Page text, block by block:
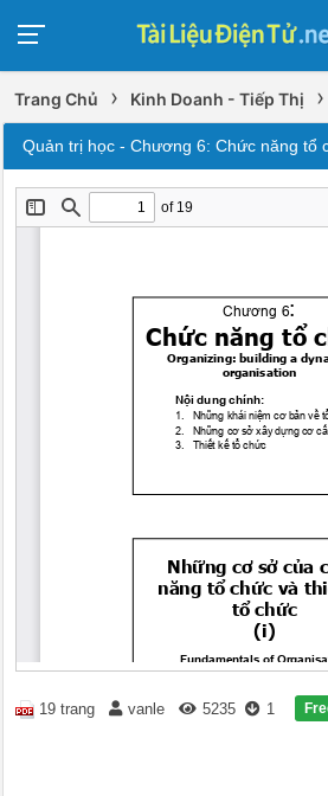
Trang Chủ › Kinh Doanh - Tiếp Thị ›
Quản trị học - Chương 6: Chức năng tổ
19 trang vanle 5235 1